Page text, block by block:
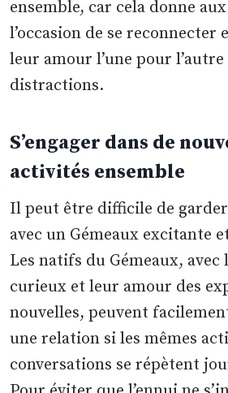
ensemble, car cela donne
l’occasion de se reconnecter
leur amour l’une pour l’autre
distractions.
S’engager dans de
activités ensemble
Il peut être difficile de
avec un Gémeaux excitante
Les natifs du Gémeaux,
curieux et leur amour des
nouvelles, peuvent
une relation si les mêmes
conversations se répètent